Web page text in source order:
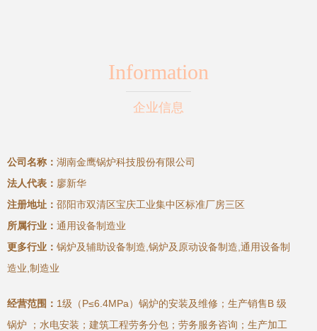
Information
企业信息
公司名称： 湖南金鹰锅炉科技股份有限公司
法人代表： 廖新华
注册地址： 邵阳市双清区宝庆工业集中区标准厂房三区
所属行业： 通用设备制造业
更多行业： 锅炉及辅助设备制造,锅炉及原动设备制造,通用设备制
造业,制造业
经营范围： 1级（P≤6.4MPa）锅炉的安装及维修；生产销售B 级
锅炉 ；水电安装；建筑工程劳务分包；劳务服务咨询；生产加工